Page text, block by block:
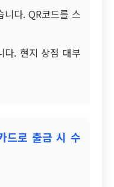
다. QR코드를 스
다. 현지 상점 대부
드로 출금 시 수